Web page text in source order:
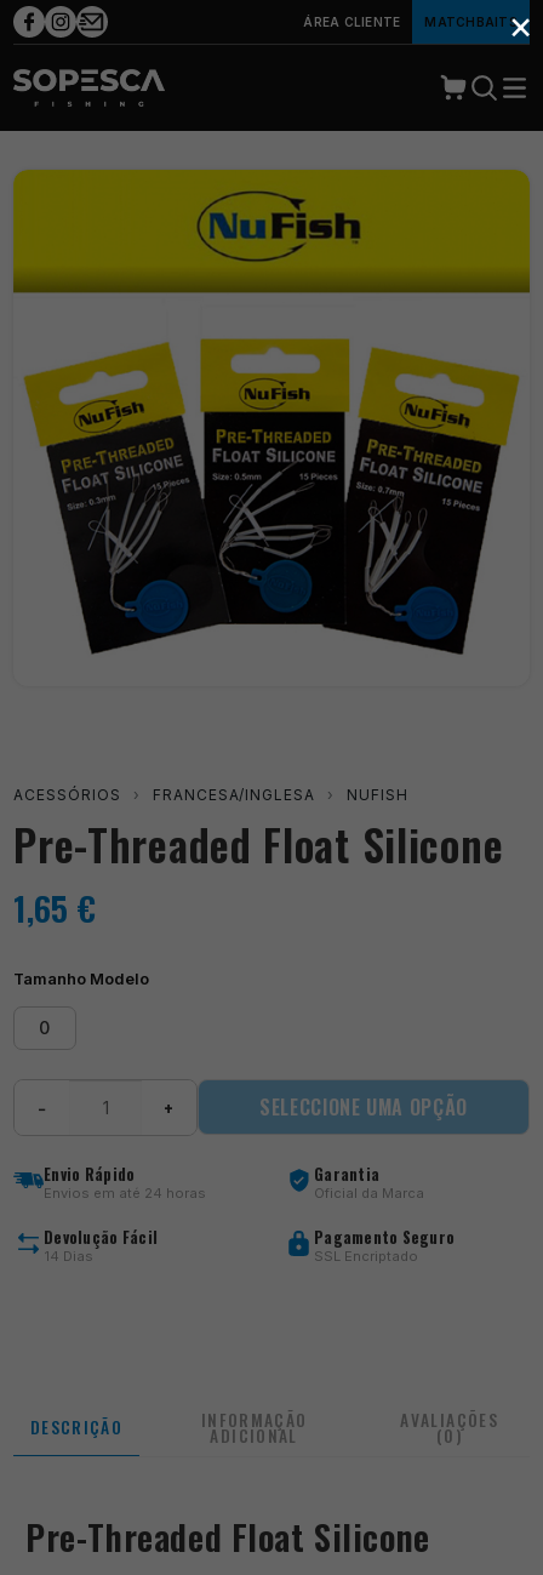
ÁREA CLIENTE MATCHBAITS
ACESSÓRIOS › FRANCESA/INGLESA › NUFISH
Pre-Threaded Float Silicone
1,65 €
Tamanho Modelo
0
Float
Silicone
− + SELECCIONE UMA OPÇÃO
Envio Rápido
Envios em até 24 horas
Garantia
Oficial da Marca
Devolução Fácil
14 Dias
Pagamento Seguro
SSL Encriptado
DESCRIÇÃO INFORMAÇÃO
ADICIONAL
AVALIAÇÕES
(0)
Pre-Threaded Float Silicone
×